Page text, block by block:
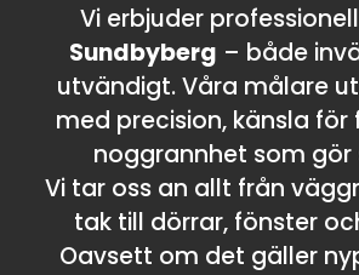
Vi erbjuder
Sundbyberg – både
utvändigt. Våra målare
med precision, känsla för
noggrannhet som gör
Vi tar oss an allt från
tak till dörrar, fönster
Oavsett om det gäller